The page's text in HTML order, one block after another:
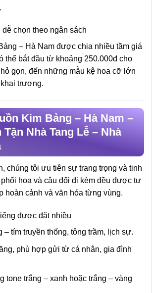
chọn theo ngân sách
– Hà Nam được chia nhiều tầm giá
thể bắt đầu từ khoảng 250.000đ cho
gọn, đến những mẫu kệ hoa cỡ lớn
trương.
Kim Bảng – Hà Nam –
Tận Nhà Tang Lễ – Nhà
chúng tôi ưu tiên sự trang trọng và tinh
hoa và câu đối đi kèm đều được tư
hoàn cảnh và văn hóa từng vùng.
được đặt nhiều
– tím truyền thống, tông trầm, lịch sự.
phù hợp gửi từ cá nhân, gia đình
tone trắng – xanh hoặc trắng – vàng